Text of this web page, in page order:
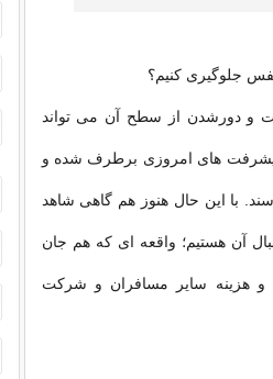
جلوگیری کنیم؟
و دورشدن از سطح آن می تواند
پیشرفت های امروزی برطرف شده و
با این حال هنوز هم گاهی شاهد
آن هستیم؛ واقعه ای که هم جان
و هزینه سایر مسافران و شرکت